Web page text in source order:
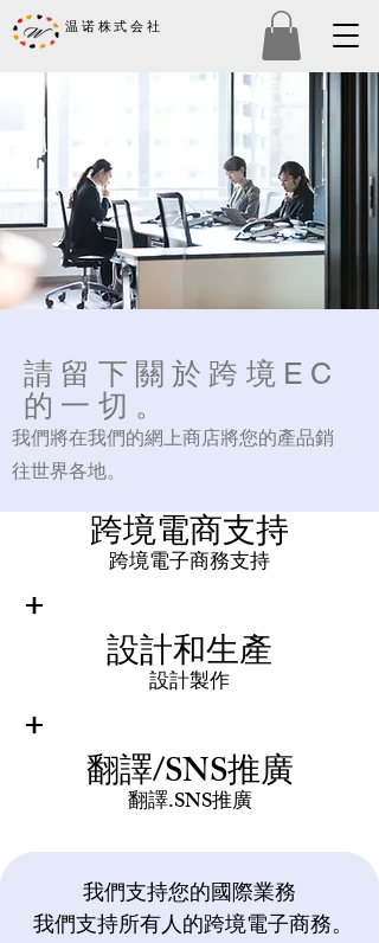
温诺株式会社
請留下關於跨境EC
的一切。
​我們將在我們的網上商店將您的產品銷
往世界各地。
跨境電商支持
跨境電子商務支持
+
設計和生產
設計製作
+
翻譯/SNS推廣
翻譯.SNS推廣
我們支持您的國際業務
我們支持所有人的跨境電子商務。